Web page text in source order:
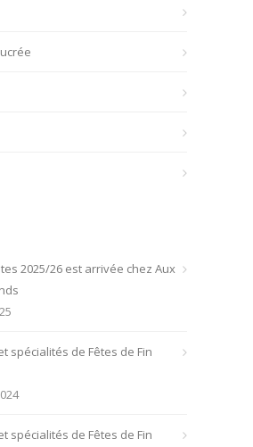
2025/26 est arrivée chez Aux
spécialités de Fêtes de Fin
spécialités de Fêtes de Fin